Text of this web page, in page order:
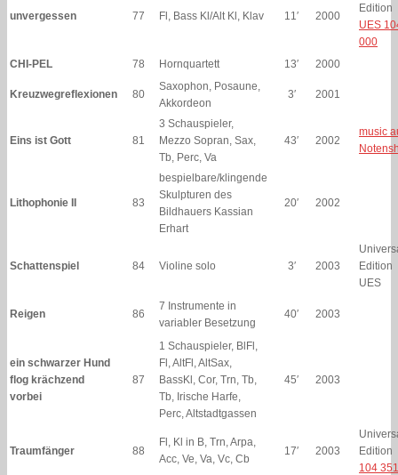
unvergessen 77 Fl, Bass Kl/Alt Kl, Klav 11′ 2000
Edition
UES
000
CHI-PEL
78 Hornquartett 13′ 2000
Kreuzwegreflexionen 80
Saxophon, Posaune,
Akkordeon
3′ 2001
Eins ist Gott 81
3 Schauspieler,
Mezzo Sopran, Sax,
Tb, Perc, Va
43′ 2002
music
Lithophonie II 83
bespielbare/klingende
Skulpturen des
Bildhauers Kassian
Erhart
20′ 2002
Schattenspiel 84 Violine solo 3′ 2003
Edition
UES
Reigen 86
7 Instrumente in
variabler Besetzung
40′ 2003
ein schwarzer Hund
flog krächzend
vorbei
87
1 Schauspieler, BlFl,
Fl, AltFl, AltSax,
BassKl, Cor, Trn, Tb,
Tb, Irische Harfe,
Perc, Altstadtgassen
45′ 2003
Traumfänger 88
Fl, Kl in B, Trn, Arpa,
Acc, Ve, Va, Vc, Cb
17′ 2003
Edition
104